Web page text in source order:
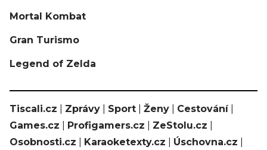
Mortal Kombat
Gran Turismo
Legend of Zelda
Tiscali.cz Zprávy Sport Ženy Cestování|
Games.cz
Profigamers.cz ZeStolu.cz
Osobnosti.cz
Karaoketexty.cz Úschovna.cz